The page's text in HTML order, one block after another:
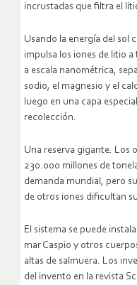
incrustadas que filtra el
Usando la energía del sol
impulsa los iones de litio
a escala nanométrica,
sodio, el magnesio y el
luego en una capa
recolección.
Una reserva gigante. Los
230.000 millones de
demanda mundial, pero
de otros iones dificultan
El sistema se puede
mar Caspio y otros
altas de salmuera. Los
del invento en la revista